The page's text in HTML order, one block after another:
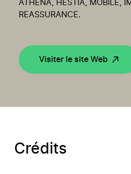
ATHENA, HESTIA, MOBILE,
REASSURANCE.
Visiter le site Web
Crédits